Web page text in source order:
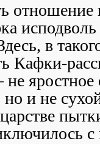
в
Кафки-
яростное
но и не